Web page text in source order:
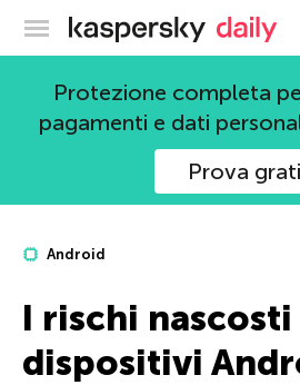
Blog
Protezione completa
pagamenti e dati
Prova
Android
I rischi nascosti
dispositivi